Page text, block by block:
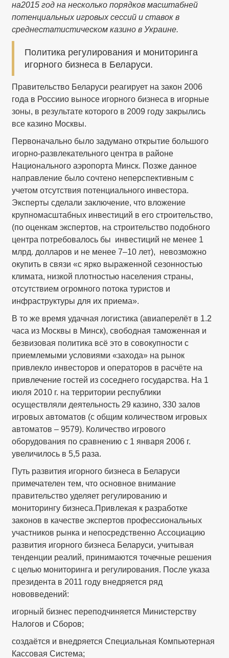
на2015 год на несколько порядков масштабней
потенциальных игровых сессий и ставок в
среднестатистическом казино в Украине.
Политика регулирования и мониторинга
игорного бизнеса в Беларуси.
Правительство Беларуси реагирует на закон 2006
года в Россиио выносе игорного бизнеса в игорные
зоны, в результате которого в 2009 году закрылись
все казино Москвы.
Первоначально было задумано открытие большого
игорно-развлекательного центра в районе
Национального аэропорта Минск. Позже данное
направление было сочтено неперспективным с
учетом отсутствия потенциального инвестора.
Эксперты сделали заключение, что вложение
крупномасштабных инвестиций в его строительство,
(по оценкам экспертов, на строительство подобного
центра потребовалось бы инвестиций не менее 1
млрд. долларов и не менее 7–10 лет), невозможно
окупить в связи «с ярко выраженной сезонностью
климата, низкой плотностью населения страны,
отсутствием огромного потока туристов и
инфраструктуры для их приема».
В то же время удачная логистика (авиаперелёт в 1.2
часа из Москвы в Минск), свободная таможенная и
безвизовая политика всё это в совокупности с
приемлемыми условиями «захода» на рынок
привлекло инвесторов и операторов в расчёте на
привлечение гостей из соседнего государства. На 1
июля 2010 г. на территории республики
осуществляли деятельность 29 казино, 330 залов
игровых автоматов (с общим количеством игровых
автоматов – 9579). Количество игрового
оборудования по сравнению с 1 января 2006 г.
увеличилось в 5,5 раза.
Путь развития игорного бизнеса в Беларуси
примечателен тем, что основное внимание
правительство уделяет регулированию и
мониторингу бизнеса.Привлекая к разработке
законов в качестве экспертов профессиональных
участников рынка и непосредственно Ассоциацию
развития игорного бизнеса Беларуси, учитывая
тенденции реалий, принимаются точечные решения
с целью мониторинга и регулирования. После указа
президента в 2011 году внедряется ряд
нововведений:
игорный бизнес переподчиняется Министерству
Налогов и Сборов;
создаётся и внедряется Специальная Компьютерная
Кассовая Система;